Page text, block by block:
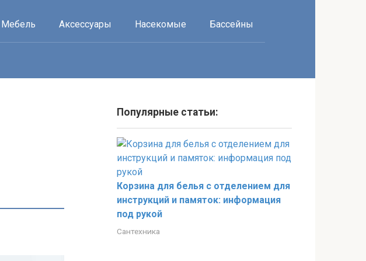
Мебель Аксессуары Насекомые Бассейны
Популярные статьи:
Корзина для белья с отделением для
инструкций и памяток: информация
под рукой
Сантехника